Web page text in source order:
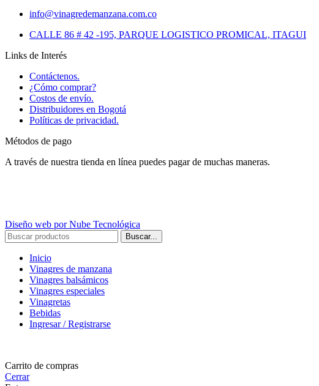
info@vinagredemanzana.com.co
CALLE 86 # 42 -195, PARQUE LOGISTICO PROMICAL, ITAGUI
Links de Interés
Contáctenos.
¿Cómo comprar?
Costos de envío.
Distribuidores en Bogotá
Políticas de privacidad.
Métodos de pago
A través de nuestra tienda en línea puedes pagar de muchas maneras.
Diseño web por Nube Tecnológica
Buscar...
Inicio
Vinagres de manzana
Vinagres balsámicos
Vinagres especiales
Vinagretas
Bebidas
Ingresar / Registrarse
Carrito de compras
Cerrar